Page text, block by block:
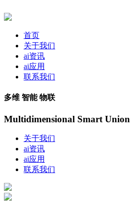
首页
关于我们
ai资讯
ai应用
联系我们
多维 智能 物联
Multidimensional Smart Union
关于我们
ai资讯
ai应用
联系我们